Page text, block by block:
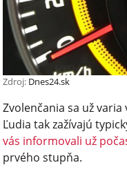
Zdroj: Dnes24.sk
Zvolenčania sa už
Ľudia tak zažívajú
vás informovali už
prvého stupňa.